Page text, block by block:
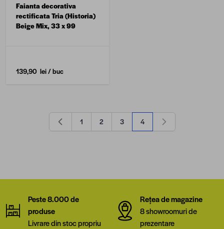
Faianta decorativa
rectificata Tria (Historia)
Beige Mix, 33 x 99
139,90 lei/ buc
Pagină
1 Pagină
2 Pagină
3 în acest moment citești
4
Peste 8.000 de
produse
Livrare din stoc propriu
Rețea de magazine
8 showroomuri de
prezentare